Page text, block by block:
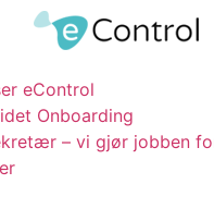
eControl
Onboarding
– vi gjør jobben